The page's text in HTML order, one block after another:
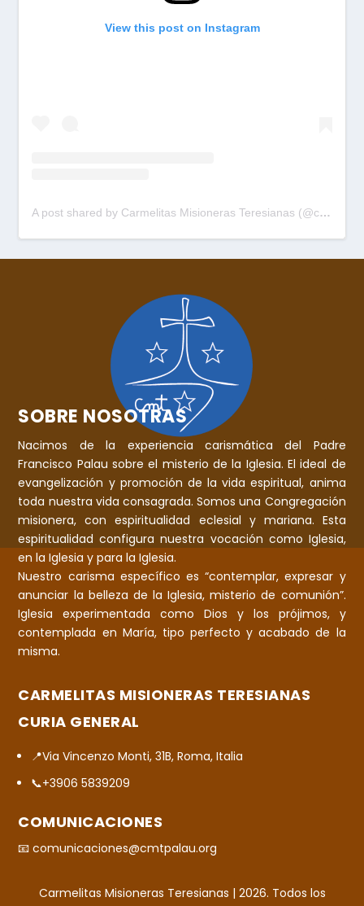
View this post on Instagram
A post shared by Carmelitas Misioneras Teresianas (@cmtpalau)
SOBRE NOSOTRAS
Nacimos de la experiencia carismática del Padre
Francisco Palau sobre el misterio de la Iglesia. El ideal de
evangelización y promoción de la vida espiritual, anima
toda nuestra vida consagrada. Somos una Congregación
misionera, con espiritualidad eclesial y mariana. Esta
espiritualidad configura nuestra vocación como Iglesia,
en la Iglesia y para la Iglesia.
Nuestro carisma específico es “contemplar, expresar y
anunciar la belleza de la Iglesia, misterio de comunión”.
Iglesia experimentada como Dios y los prójimos, y
contemplada en María, tipo perfecto y acabado de la
misma.
CARMELITAS MISIONERAS TERESIANAS
CURIA GENERAL
📍Via Vincenzo Monti, 31B, Roma, Italia
📞+3906 5839209
COMUNICACIONES
📧 comunicaciones@cmtpalau.org
Carmelitas Misioneras Teresianas | 2026. Todos los